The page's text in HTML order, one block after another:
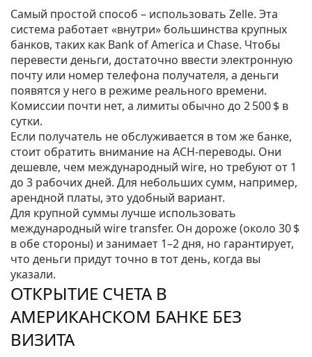
Самый простой способ – использовать Zelle. Эта
система работает «внутри» большинства крупных
банков, таких как Bank of America и Chase. Чтобы
перевести деньги, достаточно ввести электронную
почту или номер телефона получателя, а деньги
появятся у него в режиме реального времени.
Комиссии почти нет, а лимиты обычно до 2 500 $ в
сутки.
Если получатель не обслуживается в том же банке,
стоит обратить внимание на ACH‑переводы. Они
дешевле, чем международный wire, но требуют от 1
до 3 рабочих дней. Для небольших сумм, например,
арендной платы, это удобный вариант.
Для крупной суммы лучше использовать
международный wire transfer. Он дороже (около 30 $
в обе стороны) и занимает 1–2 дня, но гарантирует,
что деньги придут точно в тот день, когда вы
указали.
ОТКРЫТИЕ СЧЕТА В
АМЕРИКАНСКОМ БАНКЕ БЕЗ
ВИЗИТА